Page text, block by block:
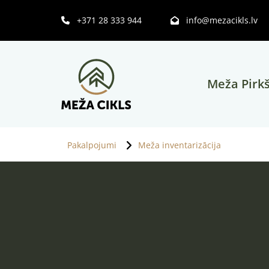
 +371 28 333 944  info@mezacikls.lv
Meža
Pakalpojumi Meža inventarizācija